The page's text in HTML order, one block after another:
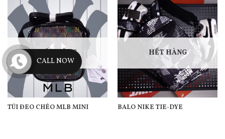
HẾT HÀNG
TÚI ĐEO CHÉO MLB MINI
HẾT HÀNG
BALO NIKE TIE-DYE
CALL NOW